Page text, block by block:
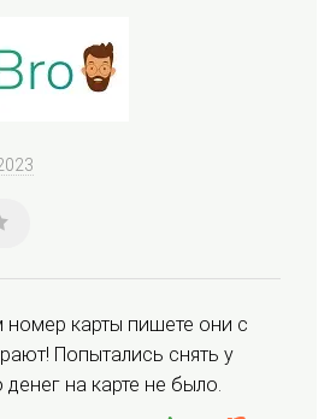
карты пишете они с
Попытались снять у
на карте не было.